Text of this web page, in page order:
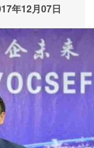
年12月07日